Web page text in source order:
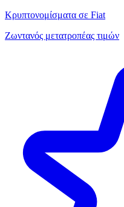
Κρυπτονομίσματα σε Fiat
Ζωντανός μετατροπέας τιμών